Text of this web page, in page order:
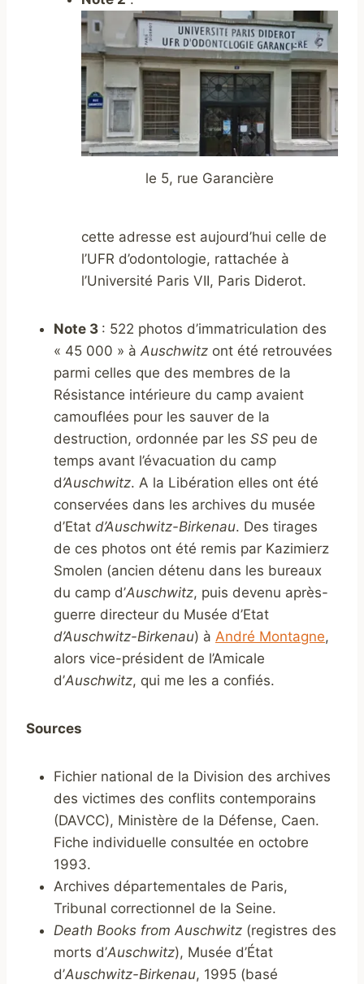
le 5, rue Garancière
cette adresse est aujourd’hui celle de
l’UFR d’odontologie, rattachée à
l’Université Paris VII, Paris Diderot.
Note 3 : 522 photos d’immatriculation des
« 45 000 » à Auschwitz ont été retrouvées
parmi celles que des membres de la
Résistance intérieure du camp avaient
camouflées pour les sauver de la
destruction, ordonnée par les SS peu de
temps avant l’évacuation du camp
d’Auschwitz. A la Libération elles ont été
conservées dans les archives du musée
d’Etat d’Auschwitz-Birkenau. Des tirages
de ces photos ont été remis par Kazimierz
Smolen (ancien détenu dans les bureaux
du camp d’Auschwitz, puis devenu après-
guerre directeur du Musée d’Etat
d’Auschwitz-Birkenau) à André Montagne,
alors vice-président de l’Amicale
d’Auschwitz, qui me les a confiés.
Sources
Fichier national de la Division des archives
des victimes des conflits contemporains
(DAVCC), Ministère de la Défense, Caen.
Fiche individuelle consultée en octobre
1993.
Archives départementales de Paris,
Tribunal correctionnel de la Seine.
Death Books from Auschwitz (registres des
morts d’Auschwitz), Musée d’État
d’Auschwitz-Birkenau, 1995 (basé